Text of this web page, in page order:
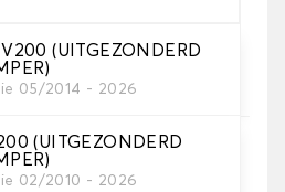
(UITGEZONDERD
05/2014 - 2026
(UITGEZONDERD
02/2010 - 2026
uw automatten
dat je nodig hebt.